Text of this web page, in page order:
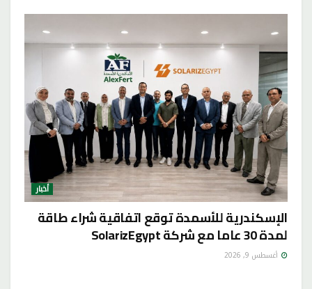
أخبار
الإسكندرية للأسمدة توقع اتفاقية شراء طاقة
لمدة 30 عاما مع شركة SolarizEgypt
أغسطس 9, 2026